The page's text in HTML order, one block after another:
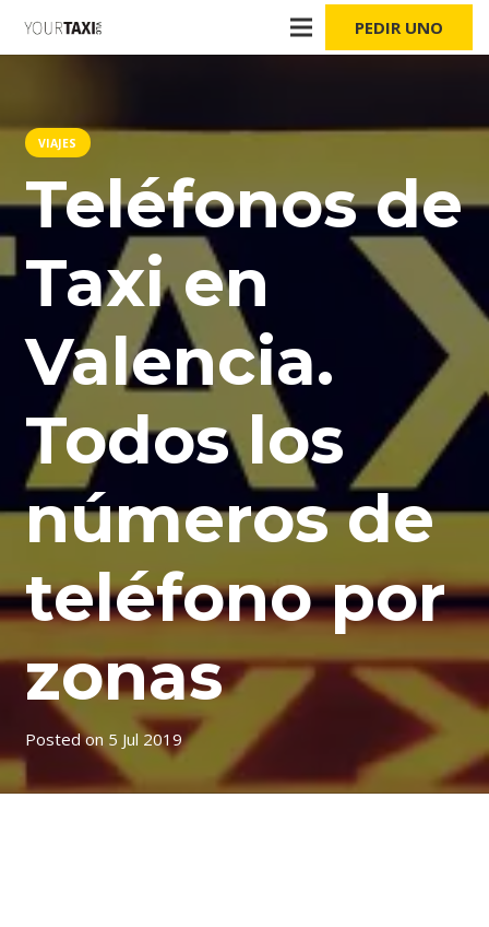
PEDIR UNO
VIAJES
Teléfonos de
Taxi en
Valencia.
Todos los
números de
teléfono por
zonas
Posted on 5 Jul 2019